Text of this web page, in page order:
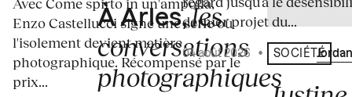
Enzo Castellucci signe une série où
l'isolement devient matière
photographique. Récompensé par le
prix...
À Arles,les
conversations
photographiques
dernier projet du...
04 août 2026 • Écrit par
SOCIÉTÉ